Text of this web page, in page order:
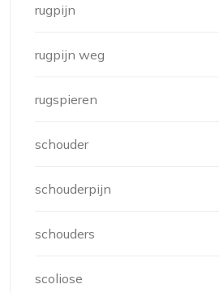
rugpijn
rugpijn weg
rugspieren
schouder
schouderpijn
schouders
scoliose